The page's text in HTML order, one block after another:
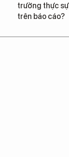
trường thực sự
trên báo cáo?